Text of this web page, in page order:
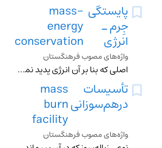
پایستگی
جِرم ـ
انرژی
mass-
energy
conservation
واژه‌های مصوب فرهنگستان
اصلی که بنا بر آن انرژی پدید نمی‏آید و نابود هم نمی‏شود و هر جسمی به اعتبار جِرم خود دارای مقداری انرژی است، معادل حاصل‌ضرب جِرم جسم در مجذور سرعت نور
تأسیسات
درهم‌سوزانی
mass
burn
facility
واژه‌های مصوب فرهنگستان